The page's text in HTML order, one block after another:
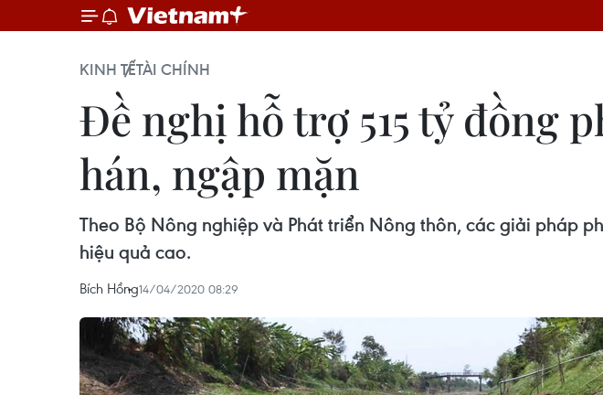
KINH TẾTÀI CHÍNH
Đề nghị hỗ trợ 515 tỷ đồng
hán, ngập mặn
Theo Bộ Nông nghiệp và Phát triển Nông thôn, các giải pháp
hiệu quả cao.
Bích Hồng14/04/2020 08:29